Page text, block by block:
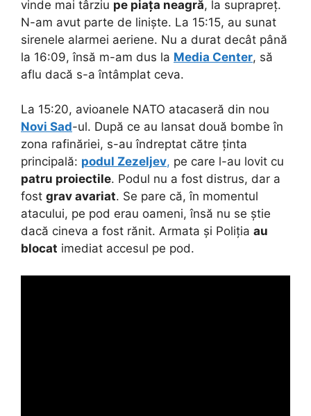
vinde mai târziu pe piața neagră, la suprapreț.
N-am avut parte de liniște. La 15:15, au sunat
sirenele alarmei aeriene. Nu a durat decât până
la 16:09, însă m-am dus la Media Center, să
aflu dacă s-a întâmplat ceva.
La 15:20, avioanele NATO atacaseră din nou
Novi Sad-ul. După ce au lansat două bombe în
zona rafinăriei, s-au îndreptat către ținta
principală: podul Zezeljev, pe care l-au lovit cu
patru proiectile. Podul nu a fost distrus, dar a
fost grav avariat. Se pare că, în momentul
atacului, pe pod erau oameni, însă nu se știe
dacă cineva a fost rănit. Armata și Poliția au
blocat imediat accesul pe pod.